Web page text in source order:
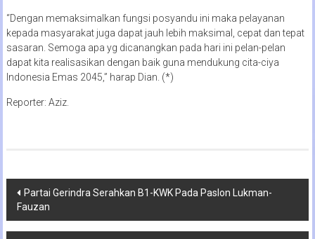
“Dengan memaksimalkan fungsi posyandu ini maka pelayanan
kepada masyarakat juga dapat jauh lebih maksimal, cepat dan tepat
sasaran. Semoga apa yg dicanangkan pada hari ini pelan-pelan
dapat kita realisasikan dengan baik guna mendukung cita-ciya
Indonesia Emas 2045,” harap Dian. (*)
Reporter: Aziz.
Navigasi
pos
Partai Gerindra Serahkan B1-KWK Pada Paslon Lukman-
Fauzan